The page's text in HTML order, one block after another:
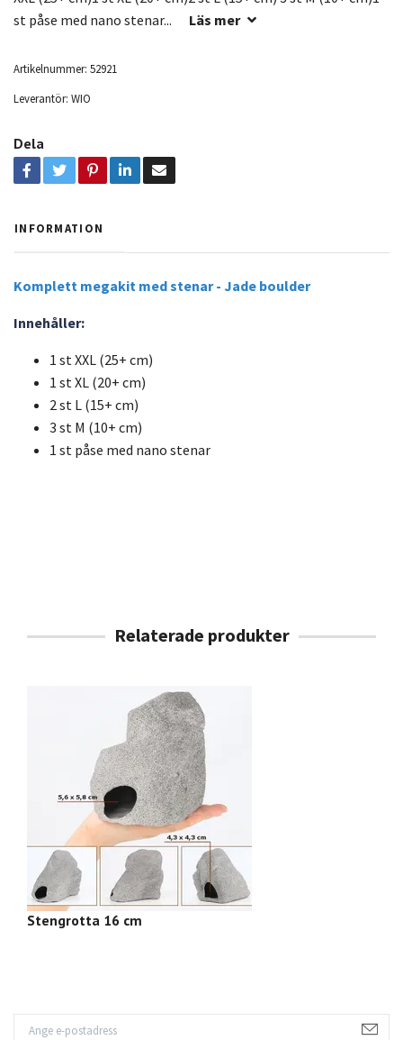
st påse med nano stenar...
Läs mer
Artikelnummer: 52921
Leverantör: WIO
Dela
INFORMATION
Komplett megakit med stenar - Jade boulder
Innehåller:
1 st XXL (25+ cm)
1 st XL (20+ cm)
2 st L (15+ cm)
3 st M (10+ cm)
1 st påse med nano stenar
Stengrotta 16 cm